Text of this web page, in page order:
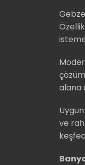
alana
ve